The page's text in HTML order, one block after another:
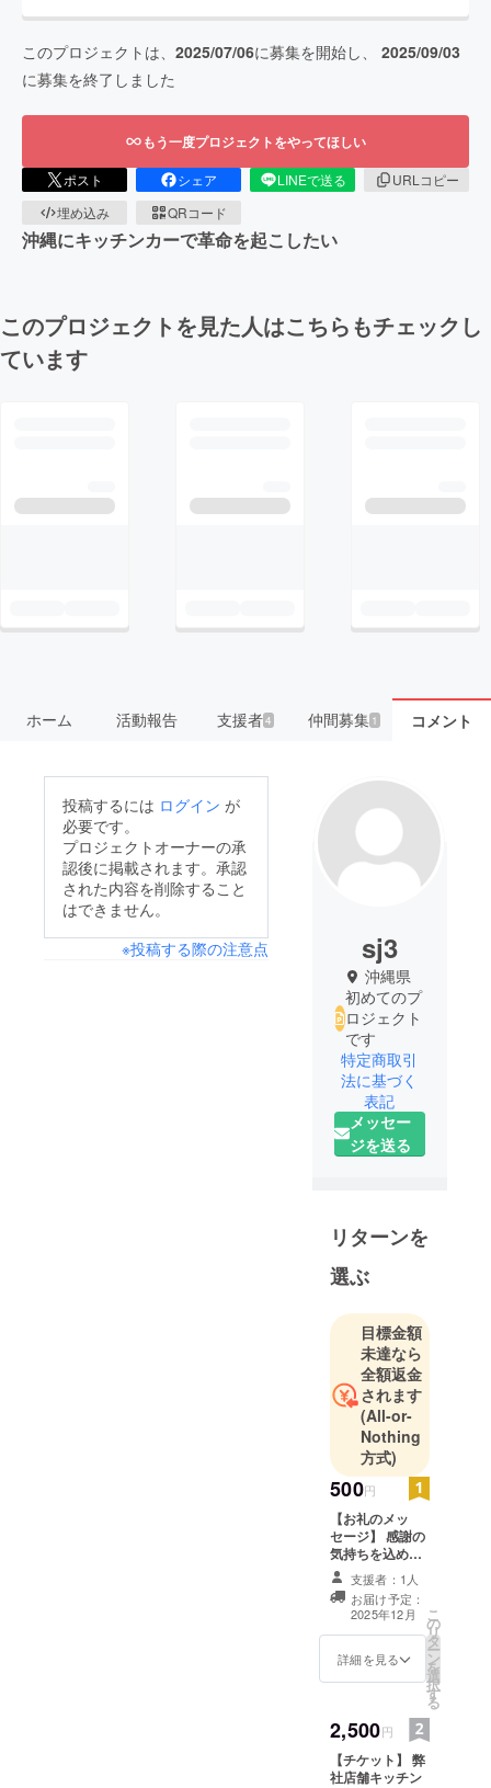
このプロジェクトは、 2025/07/06に募集を開始し、 2025/09/03
に募集を終了しました
もう一度プロジェクトをやってほしい
ポスト シェア LINEで送る
URLコピー
埋め込み
QRコード
沖縄にキッチンカーで革命を起こしたい
このプロジェクトを見た人はこちらもチェックし
ています
ホーム 活動報告 支援者4 仲間募集 1 コメント
投稿するには ログイン が
必要です。
プロジェクトオーナーの承
認後に掲載されます。承認
された内容を削除すること
はできません。
※投稿する際の注意点
sj3
沖縄県
初めてのプ
ロジェクト
です
特定商取引
法に基づく
表記
メッセー
ジを送る
リターンを
選ぶ
目標金額
未達なら
全額返金
されます
(All-or-
Nothing
方式)
500円
【お礼のメッ
セージ】 感謝の
気持ちを込め
て、お礼のメッ
セージをお送り
します。
支援者：1人
お届け予定：
2025年12月
詳細を見る
こ
の
リ
タ
ー
ン
を
選
択
す
る
2,500円
【チケット】 弊
社店舗キッチン